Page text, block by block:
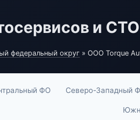
и СТО
федеральный округ » ООО Torque
ФО Северо-Западный